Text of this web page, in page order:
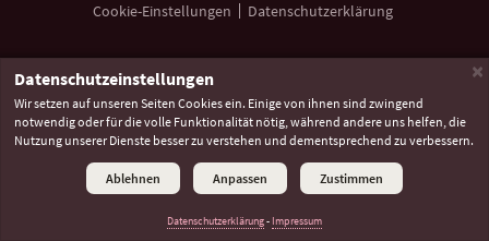
Cookie-Einstellungen
Datenschutzerklärung
Social
Media
Links
Unsere
Seite
bei
Facebook
Unsere
Seite
bei
Instagram
Unser
Kanal
bei
YouTube
©2026 Lochmann Filmtheaterbetriebe
×
Datenschutzeinstellungen
Wir setzen auf unseren Seiten Cookies ein. Einige von ihnen sind zwingend
notwendig oder für die volle Funktionalität nötig, während andere uns helfen, die
Nutzung unserer Dienste besser zu verstehen und dementsprechend zu verbessern.
Ablehnen Anpassen Zustimmen
Datenschutzerklärung- Impressum